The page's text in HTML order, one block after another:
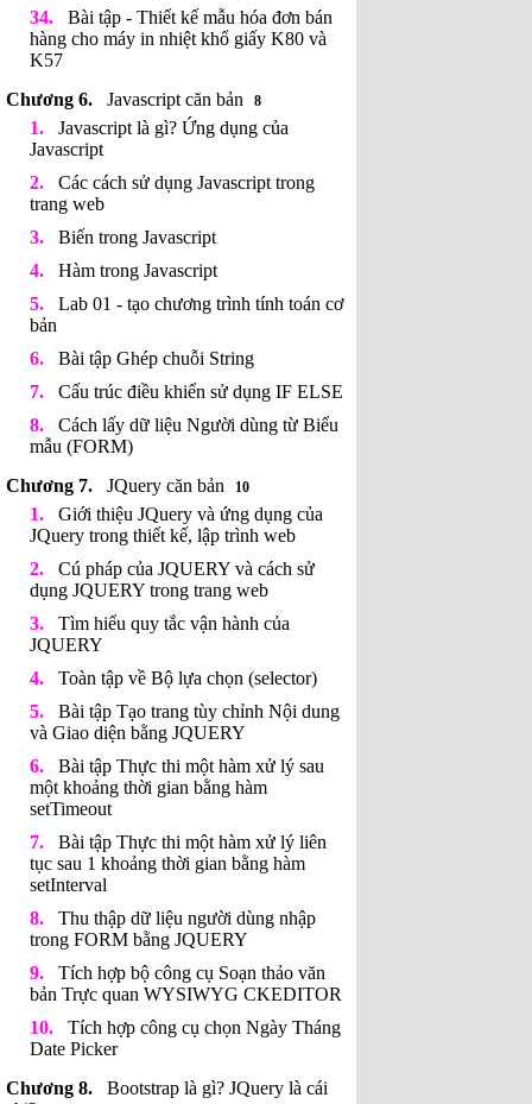
Bài tập - Thiết kế mẫu hóa đơn bán
hàng cho máy in nhiệt khổ giấy K80 và
K57
Javascript căn bản
8
Javascript là gì? Ứng dụng của
Javascript
Các cách sử dụng Javascript trong
trang web
Biến trong Javascript
Hàm trong Javascript
Lab 01 - tạo chương trình tính toán cơ
bản
Bài tập Ghép chuỗi String
Cấu trúc điều khiển sử dụng IF ELSE
Cách lấy dữ liệu Người dùng từ Biểu
mẫu (FORM)
JQuery căn bản
10
Giới thiệu JQuery và ứng dụng của
JQuery trong thiết kế, lập trình web
Cú pháp của JQUERY và cách sử
dụng JQUERY trong trang web
Tìm hiểu quy tắc vận hành của
JQUERY
Toàn tập về Bộ lựa chọn (selector)
Bài tập Tạo trang tùy chỉnh Nội dung
và Giao diện bằng JQUERY
Bài tập Thực thi một hàm xử lý sau
một khoảng thời gian bằng hàm
setTimeout
Bài tập Thực thi một hàm xử lý liên
tục sau 1 khoảng thời gian bằng hàm
setInterval
Thu thập dữ liệu người dùng nhập
trong FORM bằng JQUERY
Tích hợp bộ công cụ Soạn thảo văn
bản Trực quan WYSIWYG CKEDITOR
Tích hợp công cụ chọn Ngày Tháng
Date Picker
Bootstrap là gì? JQuery là cái